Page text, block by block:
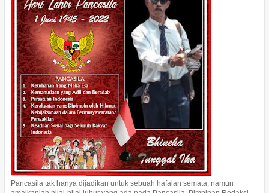
Pancasila tak hanya dijadikan untuk sebuah hafalan semata, namun